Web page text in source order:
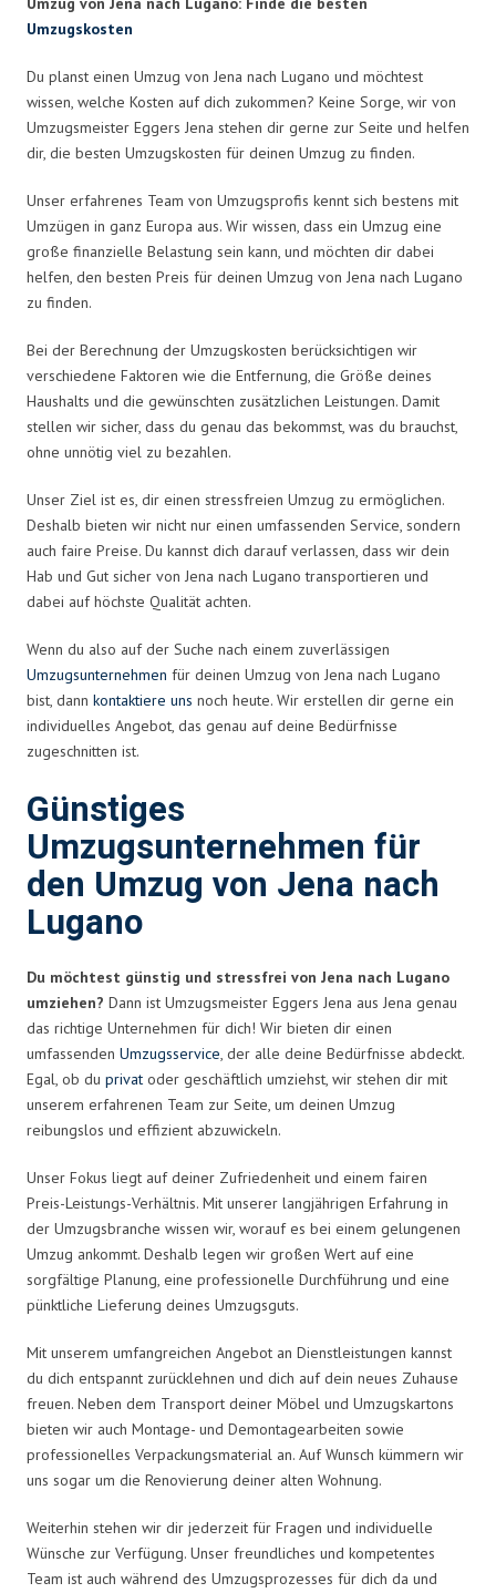
Umzugskosten
Du planst einen Umzug von Jena nach Lugano und möchtest
wissen, welche Kosten auf dich zukommen? Keine Sorge, wir von
Umzugsmeister Eggers Jena stehen dir gerne zur Seite und helfen
dir, die besten Umzugskosten für deinen Umzug zu finden.
Unser erfahrenes Team von Umzugsprofis kennt sich bestens mit
Umzügen in ganz Europa aus. Wir wissen, dass ein Umzug eine
große finanzielle Belastung sein kann, und möchten dir dabei
helfen, den besten Preis für deinen Umzug von Jena nach Lugano
zu finden.
Bei der Berechnung der Umzugskosten berücksichtigen wir
verschiedene Faktoren wie die Entfernung, die Größe deines
Haushalts und die gewünschten zusätzlichen Leistungen. Damit
stellen wir sicher, dass du genau das bekommst, was du brauchst,
ohne unnötig viel zu bezahlen.
Unser Ziel ist es, dir einen stressfreien Umzug zu ermöglichen.
Deshalb bieten wir nicht nur einen umfassenden Service, sondern
auch faire Preise. Du kannst dich darauf verlassen, dass wir dein
Hab und Gut sicher von Jena nach Lugano transportieren und
dabei auf höchste Qualität achten.
Wenn du also auf der Suche nach einem zuverlässigen
Umzugsunternehmen für deinen Umzug von Jena nach Lugano
bist, dann kontaktiere uns noch heute. Wir erstellen dir gerne ein
individuelles Angebot, das genau auf deine Bedürfnisse
zugeschnitten ist.
Günstiges
Umzugsunternehmen für
den Umzug von Jena nach
Lugano
Du möchtest günstig und stressfrei von Jena nach Lugano
umziehen? Dann ist Umzugsmeister Eggers Jena aus Jena genau
das richtige Unternehmen für dich! Wir bieten dir einen
umfassenden Umzugsservice, der alle deine Bedürfnisse abdeckt.
Egal, ob du privat oder geschäftlich umziehst, wir stehen dir mit
unserem erfahrenen Team zur Seite, um deinen Umzug
reibungslos und effizient abzuwickeln.
Unser Fokus liegt auf deiner Zufriedenheit und einem fairen
Preis-Leistungs-Verhältnis. Mit unserer langjährigen Erfahrung in
der Umzugsbranche wissen wir, worauf es bei einem gelungenen
Umzug ankommt. Deshalb legen wir großen Wert auf eine
sorgfältige Planung, eine professionelle Durchführung und eine
pünktliche Lieferung deines Umzugsguts.
Mit unserem umfangreichen Angebot an Dienstleistungen kannst
du dich entspannt zurücklehnen und dich auf dein neues Zuhause
freuen. Neben dem Transport deiner Möbel und Umzugskartons
bieten wir auch Montage- und Demontagearbeiten sowie
professionelles Verpackungsmaterial an. Auf Wunsch kümmern wir
uns sogar um die Renovierung deiner alten Wohnung.
Weiterhin stehen wir dir jederzeit für Fragen und individuelle
Wünsche zur Verfügung. Unser freundliches und kompetentes
Team ist auch während des Umzugsprozesses für dich da und